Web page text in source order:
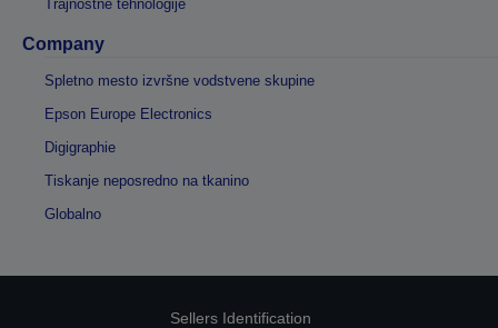
Trajnostne tehnologije
Company
Spletno mesto izvršne vodstvene skupine
Epson Europe Electronics
Digigraphie
Tiskanje neposredno na tkanino
Globalno
Sellers Identification